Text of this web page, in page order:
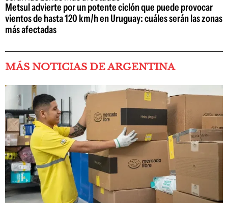
Metsul advierte por un potente ciclón que puede provocar
vientos de hasta 120 km/h en Uruguay: cuáles serán las zonas
más afectadas
MÁS NOTICIAS DE ARGENTINA